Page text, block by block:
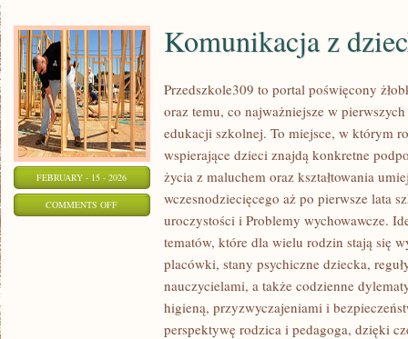
FEBRUARY - 15 - 2026
COMMENTS OFFON
KOMUNIKACJA
DZIECKIEM
Komunikacja z
Przedszkole309 to portal poświęcony
oraz temu, co najważniejsze w
edukacji szkolnej. To miejsce, w którym
wspierające dzieci znajdą konkretne
życia z maluchem oraz kształtowania
wczesnodziecięcego aż po pierwsze lata
uroczystości i Problemy wychowawcze.
tematów, które dla wielu rodzin stają się
placówki, stany psychiczne dziecka,
nauczycielami, a także codzienne
higieną, przyzwyczajeniami i
perspektywę rodzica i pedagoga, dzięki